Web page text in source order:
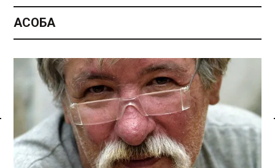
Спасылка без VPN
АСОБА